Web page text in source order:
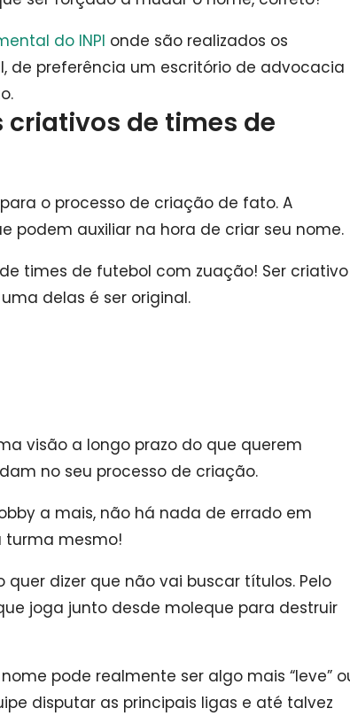
do INPI onde são realizados os
de preferência um escritório de advocacia
de times de
o processo de criação de fato.A
podem auxiliar na hora de criar seu nome.
times de futebol com zuação! Ser criativo
delas é ser original.
visão a longo prazo do que querem
no seu processo de criação.
a mais, não há nada de errado em
turma mesmo!
dizer que não vai buscar títulos. Pelo
joga junto desde moleque para destruir
pode realmente ser algo mais “leve”
disputar as principais ligas e até talvez